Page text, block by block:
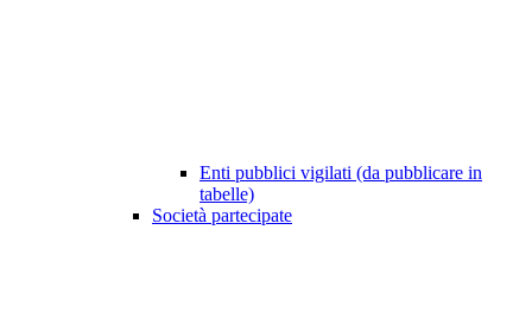
Enti pubblici vigilati (da pubblicare in
tabelle)
Società partecipate